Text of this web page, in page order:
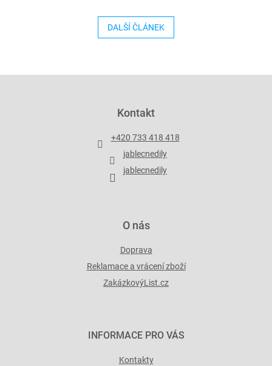
DALŠÍ ČLÁNEK
Kontakt
+420 733 418 418
jablecnedily
jablecnedily
O nás
Doprava
Reklamace a vrácení zboží
ZakázkovýList.cz
INFORMACE PRO VÁS
Kontakty